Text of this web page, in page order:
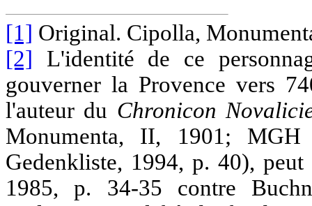
[1] Original. Cipolla,
[2] L'identité de ce
gouverner la Provence vers
l'auteur du Chronicon
Monumenta, II, 1901;
Gedenkliste, 1994, p. 40),
1985, p. 34-35 contre